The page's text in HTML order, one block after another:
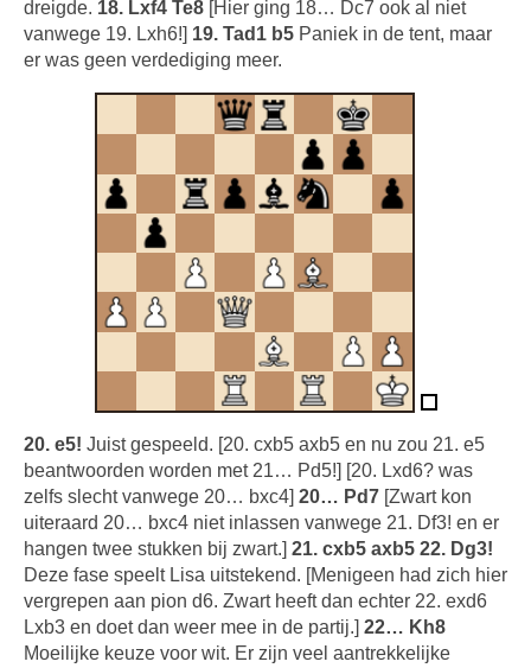
dreigde. 18. Lxf4 Te8 [Hier ging 18… Dc7 ook al niet
vanwege 19. Lxh6!] 19. Tad1 b5 Paniek in de tent, maar
er was geen verdediging meer.
20. e5! Juist gespeeld. [20. cxb5 axb5 en nu zou 21. e5
beantwoorden worden met 21… Pd5!] [20. Lxd6? was
zelfs slecht vanwege 20… bxc4] 20… Pd7 [Zwart kon
uiteraard 20… bxc4 niet inlassen vanwege 21. Df3! en er
hangen twee stukken bij zwart.] 21. cxb5 axb5 22. Dg3!
Deze fase speelt Lisa uitstekend. [Menigeen had zich hier
vergrepen aan pion d6. Zwart heeft dan echter 22. exd6
Lxb3 en doet dan weer mee in de partij.] 22… Kh8
Moeilijke keuze voor wit. Er zijn veel aantrekkelijke